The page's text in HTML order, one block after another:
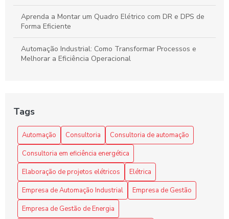
Aprenda a Montar um Quadro Elétrico com DR e DPS de
Forma Eficiente
Automação Industrial: Como Transformar Processos e
Melhorar a Eficiência Operacional
Benefícios da automação industrial para otimizar processos
Como a Consultoria de Automação Pode Revolucionar Seu
Negócio
Como a Programação de Máquinas Industriais Revoluciona
a Produção
Como a Programação de Máquinas Industriais Revoluciona
Tags
Automação Consultoria
Consultoria de automação
Consultoria em eficiência energética
Elaboração de projetos elétricos
Elétrica
Empresa de Automação Industrial
Empresa de Gestão
Empresa de Gestão de Energia